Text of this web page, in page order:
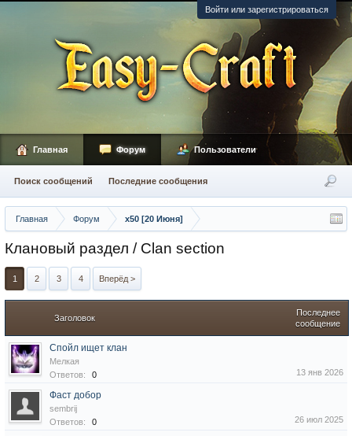
Войти или зарегистрироваться
Главная Форум x50 [20 Июня]
Клановый раздел / Сlan section
1 2 3 4 Вперёд >
Заголовок
Последнее
сообщение
Спойл ищет клан
Мелкая
Ответов:
0 13 янв 2026
Фаст добор
sembrij
Ответов:
0 26 июл 2025
Главная Форум
Поиск сообщений Последние сообщения
Пользователи